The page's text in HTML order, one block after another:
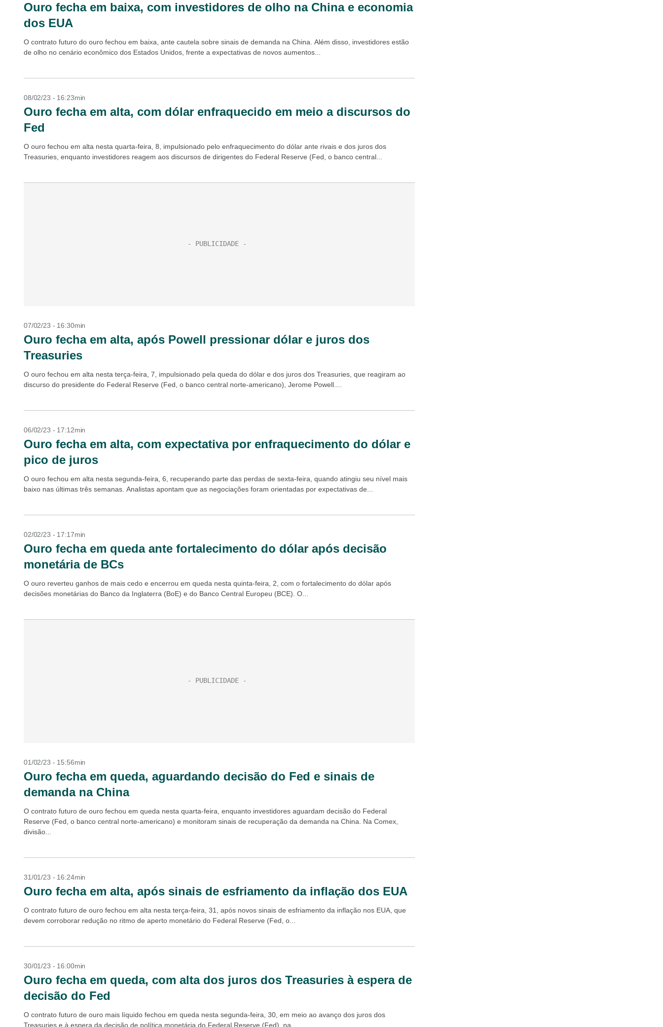
Ouro fecha em baixa, com investidores de olho na China e economia
dos EUA
O contrato futuro do ouro fechou em baixa, ante cautela sobre sinais de demanda na China. Além disso, investidores estão
de olho no cenário econômico dos Estados Unidos, frente a expectativas de novos aumentos...
08/02/23 - 16:23min
Ouro fecha em alta, com dólar enfraquecido em meio a discursos do
Fed
O ouro fechou em alta nesta quarta-feira, 8, impulsionado pelo enfraquecimento do dólar ante rivais e dos juros dos
Treasuries, enquanto investidores reagem aos discursos de dirigentes do Federal Reserve (Fed, o banco central...
07/02/23 - 16:30min
Ouro fecha em alta, após Powell pressionar dólar e juros dos
Treasuries
O ouro fechou em alta nesta terça-feira, 7, impulsionado pela queda do dólar e dos juros dos Treasuries, que reagiram ao
discurso do presidente do Federal Reserve (Fed, o banco central norte-americano), Jerome Powell....
06/02/23 - 17:12min
Ouro fecha em alta, com expectativa por enfraquecimento do dólar e
pico de juros
O ouro fechou em alta nesta segunda-feira, 6, recuperando parte das perdas de sexta-feira, quando atingiu seu nível mais
baixo nas últimas três semanas. Analistas apontam que as negociações foram orientadas por expectativas de...
02/02/23 - 17:17min
Ouro fecha em queda ante fortalecimento do dólar após decisão
monetária de BCs
O ouro reverteu ganhos de mais cedo e encerrou em queda nesta quinta-feira, 2, com o fortalecimento do dólar após
decisões monetárias do Banco da Inglaterra (BoE) e do Banco Central Europeu (BCE). O...
01/02/23 - 15:56min
Ouro fecha em queda, aguardando decisão do Fed e sinais de
demanda na China
O contrato futuro de ouro fechou em queda nesta quarta-feira, enquanto investidores aguardam decisão do Federal
Reserve (Fed, o banco central norte-americano) e monitoram sinais de recuperação da demanda na China. Na Comex,
divisão...
31/01/23 - 16:24min
Ouro fecha em alta, após sinais de esfriamento da inflação dos EUA
O contrato futuro de ouro fechou em alta nesta terça-feira, 31, após novos sinais de esfriamento da inflação nos EUA, que
devem corroborar redução no ritmo de aperto monetário do Federal Reserve (Fed, o...
30/01/23 - 16:00min
Ouro fecha em queda, com alta dos juros dos Treasuries à espera de
decisão do Fed
O contrato futuro de ouro mais líquido fechou em queda nesta segunda-feira, 30, em meio ao avanço dos juros dos
Treasuries e à espera da decisão de política monetária do Federal Reserve (Fed), na...